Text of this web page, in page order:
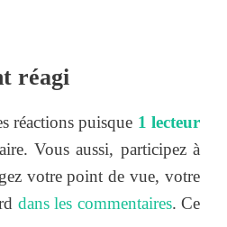
réagi
réactions puisque 1 lecteur
Vous aussi, participez à
votre point de vue, votre
dans les commentaires. Ce